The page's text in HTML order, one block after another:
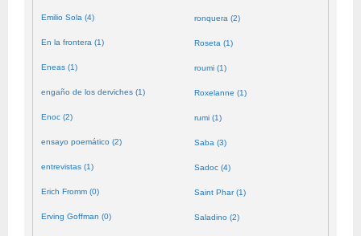
Emilio Sola (4)
En la frontera (1)
Eneas (1)
engaño de los derviches (1)
Enoc (2)
ensayo poemático (2)
entrevistas (1)
Erich Fromm (0)
Erving Goffman (0)
ronquera (2)
Roseta (1)
roumi (1)
Roxelanne (1)
rumi (1)
Saba (3)
Sadoc (4)
Saint Phar (1)
Saladino (2)